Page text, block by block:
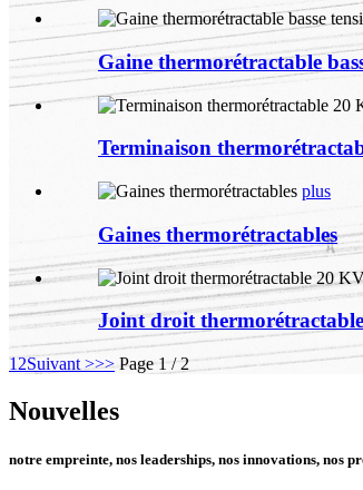
Gaine thermorétractable
Terminaison
plus
Gaines thermorétractables
Joint droit
1 2Suivant >>> Page 1 / 2
Nouvelles
notre empreinte, nos leaderships, nos innovations, nos